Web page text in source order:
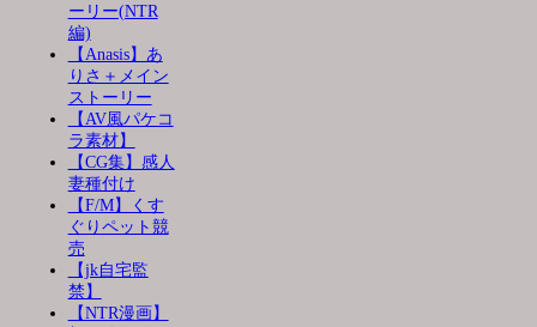
ーリー(NTR
編)
【Anasis】あ
りさ＋メイン
ストーリー
【AV風パケコ
ラ素材】
【CG集】感人
妻種付け
【F/M】くす
ぐりペット競
売
【jk自宅監
禁】
【NTR漫画】